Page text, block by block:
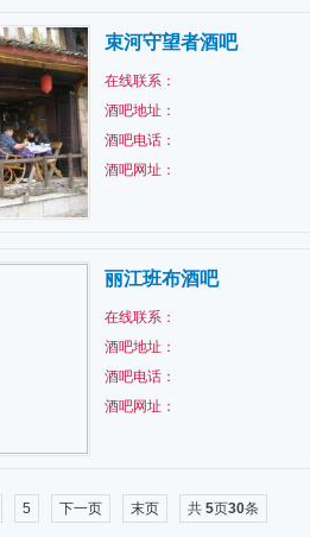
束河守望者酒吧
在线联系：
酒吧地址：
酒吧电话：
酒吧网址：
丽江班布酒吧
在线联系：
酒吧地址：
酒吧电话：
酒吧网址：
5 下一页 末页 共5页30条